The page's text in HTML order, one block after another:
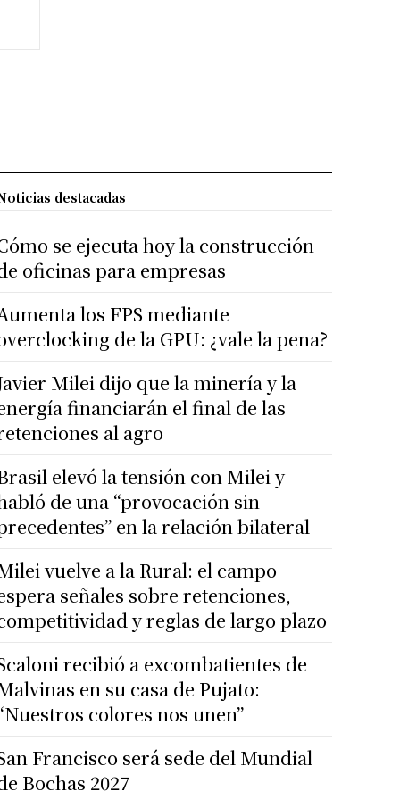
destacadas
se ejecuta hoy la construcción
oficinas para empresas
los FPS mediante
de la GPU: ¿vale la pena?
Milei dijo que la minería y la
financiarán el final de las
al agro
elevó la tensión con Milei y
de una “provocación sin
en la relación bilateral
vuelve a la Rural: el campo
señales sobre retenciones,
y reglas de largo plazo
recibió a excombatientes de
en su casa de Pujato:
colores nos unen”
Francisco será sede del Mundial
Bochas 2027